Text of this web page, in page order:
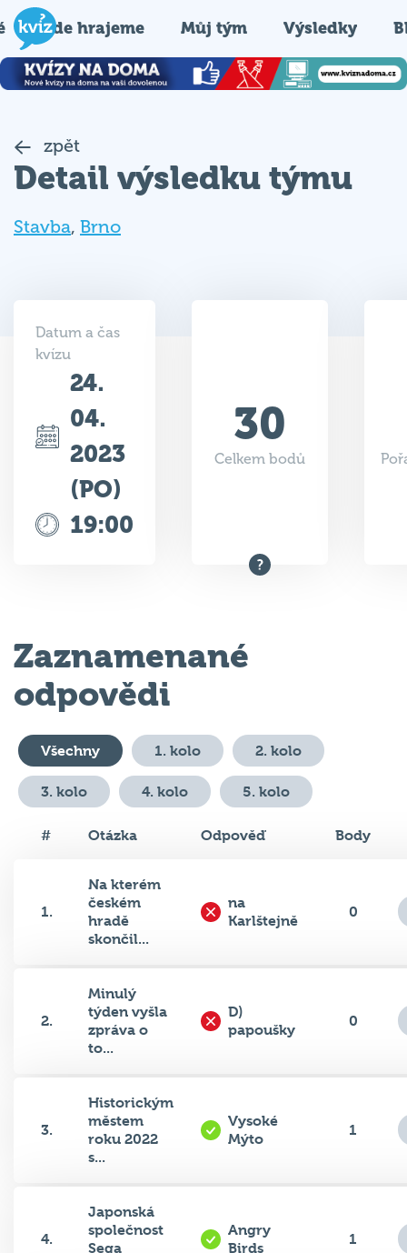
Kde hrajeme Můj tým Výsledky
zpět
Detail výsledku týmu
Stavba, Brno
Datum a čas
kvízu
24.
04.
2023
(PO)
19:00
30
Celkem bodů
Zaznamenané
odpovědi
Všechny 1. kolo 2. kolo
3. kolo 4. kolo 5. kolo
# Otázka Odpověď Body
1.
Na kterém
českém
hradě
skončil...
na
Karlštejně
0
2.
Minulý
týden vyšla
zpráva o
to...
D)
papoušky
0
3.
Historickým
městem
roku 2022
s...
Vysoké
Mýto
1
4.
Japonská
společnost
Sega
Angry
Birds
1